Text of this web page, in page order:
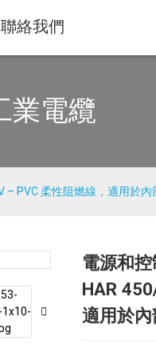
聯絡我們
業電纜
– PVC 柔性阻燃線，適用於內
電源和
HAR
適用於